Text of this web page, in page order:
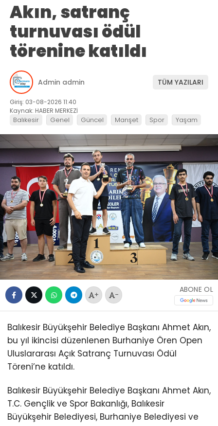
Akın, satranç
turnuvası ödül
törenine katıldı
Admin admin TÜM YAZILARI
Giriş: 03-08-2026 11:40
Kaynak: HABER MERKEZİ
Balıkesir Genel Güncel Manşet Spor Yaşam
+ -
ABONE OL
Balıkesir Büyükşehir Belediye Başkanı Ahmet Akın,
bu yıl ikincisi düzenlenen Burhaniye Ören Open
Uluslararası Açık Satranç Turnuvası Ödül
Töreni’ne katıldı.
Balıkesir Büyükşehir Belediye Başkanı Ahmet Akın,
T.C. Gençlik ve Spor Bakanlığı, Balıkesir
Büyükşehir Belediyesi, Burhaniye Belediyesi ve